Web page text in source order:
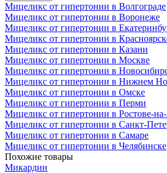
Мицеликс от гипертонии в Волгограде
Мицеликс от гипертонии в Воронеже
Мицеликс от гипертонии в
Мицеликс от гипертонии в
Мицеликс от гипертонии в Казани
Мицеликс от гипертонии в Москве
Мицеликс от гипертонии в
Мицеликс от гипертонии в Нижнем
Мицеликс от гипертонии в Омске
Мицеликс от гипертонии в Перми
Мицеликс от гипертонии в Ростове-
Мицеликс от гипертонии в Санкт-
Мицеликс от гипертонии в Самаре
Мицеликс от гипертонии в Челябинске
Похожие товары
Микардин